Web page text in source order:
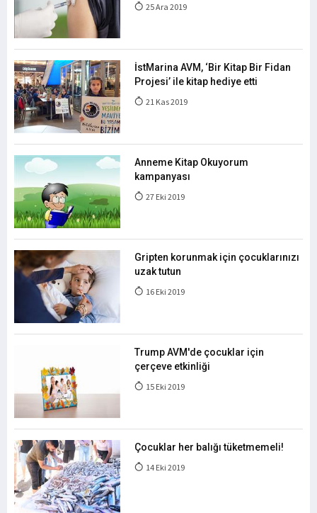
25 Ara 2019
İstMarina AVM, ‘Bir Kitap Bir Fidan
Projesi’ ile kitap hediye etti
21 Kas 2019
Anneme Kitap Okuyorum
kampanyası
27 Eki 2019
Gripten korunmak için çocuklarınızı
uzak tutun
16 Eki 2019
Trump AVM'de çocuklar için
çerçeve etkinliği
15 Eki 2019
Çocuklar her balığı tüketmemeli!
14 Eki 2019